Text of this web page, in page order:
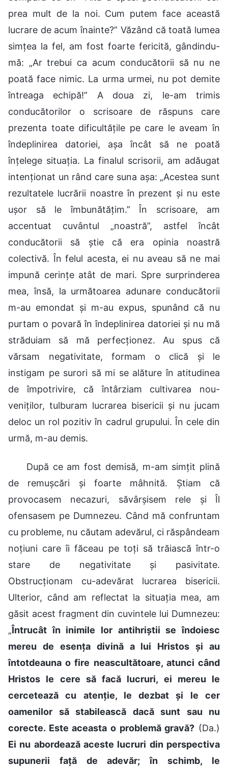
prea mult de la noi. Cum putem face această
lucrare de acum înainte?” Văzând că toată lumea
simțea la fel, am fost foarte fericită, gândindu-
mă: „Ar trebui ca acum conducătorii să nu ne
poată face nimic. La urma urmei, nu pot demite
întreaga echipă!” A doua zi, le-am trimis
conducătorilor o scrisoare de răspuns care
prezenta toate dificultățile pe care le aveam în
îndeplinirea datoriei, așa încât să ne poată
înțelege situația. La finalul scrisorii, am adăugat
intenționat un rând care suna așa: „Acestea sunt
rezultatele lucrării noastre în prezent și nu este
ușor să le îmbunătățim.” În scrisoare, am
accentuat cuvântul „noastră”, astfel încât
conducătorii să știe că era opinia noastră
colectivă. În felul acesta, ei nu aveau să ne mai
impună cerințe atât de mari. Spre surprinderea
mea, însă, la următoarea adunare conducătorii
m-au emondat și m-au expus, spunând că nu
purtam o povară în îndeplinirea datoriei și nu mă
străduiam să mă perfecționez. Au spus că
vărsam negativitate, formam o clică și le
instigam pe surori să mi se alăture în atitudinea
de împotrivire, că întârziam cultivarea nou-
veniților, tulburam lucrarea bisericii și nu jucam
deloc un rol pozitiv în cadrul grupului. În cele din
urmă, m-au demis.
După ce am fost demisă, m-am simțit plină
de remușcări și foarte mâhnită. Știam că
provocasem necazuri, săvârșisem rele și Îl
ofensasem pe Dumnezeu. Când mă confruntam
cu probleme, nu căutam adevărul, ci răspândeam
noțiuni care îi făceau pe toți să trăiască într-o
stare de negativitate și pasivitate.
Obstrucționam cu-adevărat lucrarea bisericii.
Ulterior, când am reflectat la situația mea, am
găsit acest fragment din cuvintele lui Dumnezeu:
„Întrucât în inimile lor antihriștii se îndoiesc
mereu de esența divină a lui Hristos și au
întotdeauna o fire neascultătoare, atunci când
Hristos le cere să facă lucruri, ei mereu le
cercetează cu atenție, le dezbat și le cer
oamenilor să stabilească dacă sunt sau nu
corecte. Este aceasta o problemă gravă? (Da.)
Ei nu abordează aceste lucruri din perspectiva
supunerii față de adevăr; în schimb, le